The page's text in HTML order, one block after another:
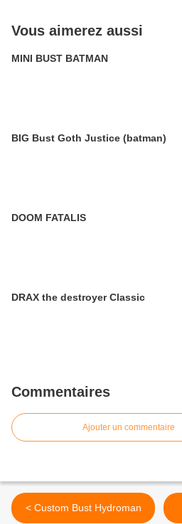
Vous aimerez aussi
MINI BUST BATMAN
BIG Bust Goth Justice (batman)
DOOM FATALIS
DRAX the destroyer Classic
Commentaires
Ajouter un commentaire
< Custom Bust Hydroman